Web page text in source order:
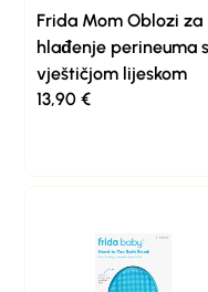
Frida Mom Oblozi za
hlađenje perineuma s
vještičjom lijeskom
13,90€